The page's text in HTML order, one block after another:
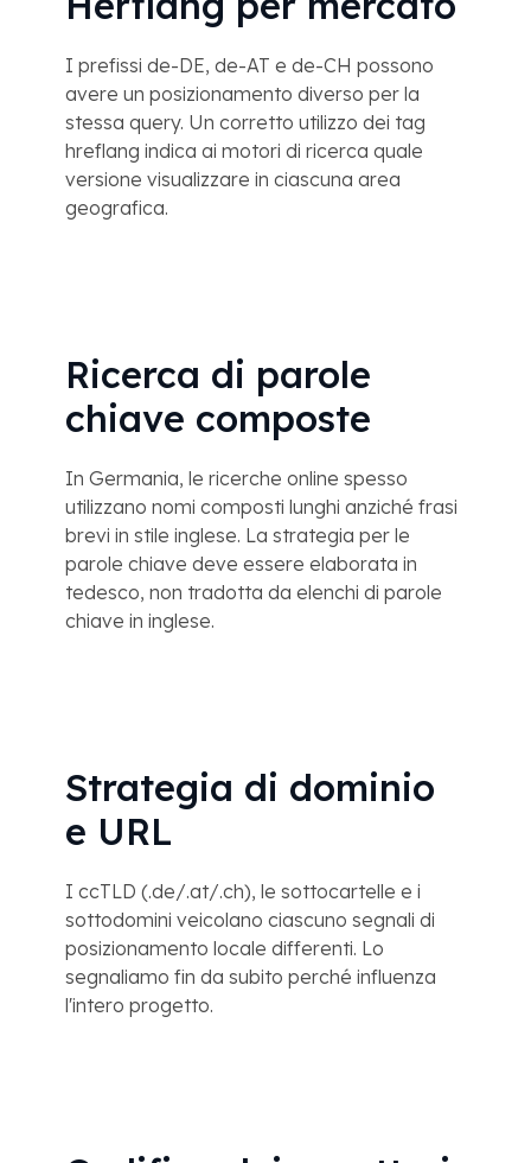
I prefissi de-DE, de-AT e de-CH possono
avere un posizionamento diverso per la
stessa query. Un corretto utilizzo dei tag
hreflang indica ai motori di ricerca quale
versione visualizzare in ciascuna area
geografica.
Ricerca di parole
chiave composte
In Germania, le ricerche online spesso
utilizzano nomi composti lunghi anziché frasi
brevi in ​​stile inglese. La strategia per le
parole chiave deve essere elaborata in
tedesco, non tradotta da elenchi di parole
chiave in inglese.
Strategia di dominio
e URL
I ccTLD (.de/.at/.ch), le sottocartelle e i
sottodomini veicolano ciascuno segnali di
posizionamento locale differenti. Lo
segnaliamo fin da subito perché influenza
l'intero progetto.